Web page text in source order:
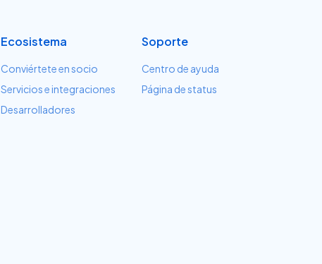
Ecosistema
Conviértete en socio
Servicios e integraciones
Desarrolladores
Soporte
Centro de ayuda
Página de status